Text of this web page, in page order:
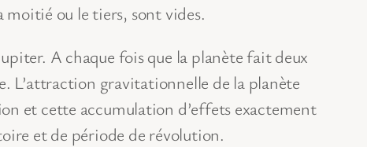
moitié ou le tiers, sont vides.
A chaque fois que la planète fait deux
L’attraction gravitationnelle de la planète
et cette accumulation d’effets exactement
et de période de révolution.